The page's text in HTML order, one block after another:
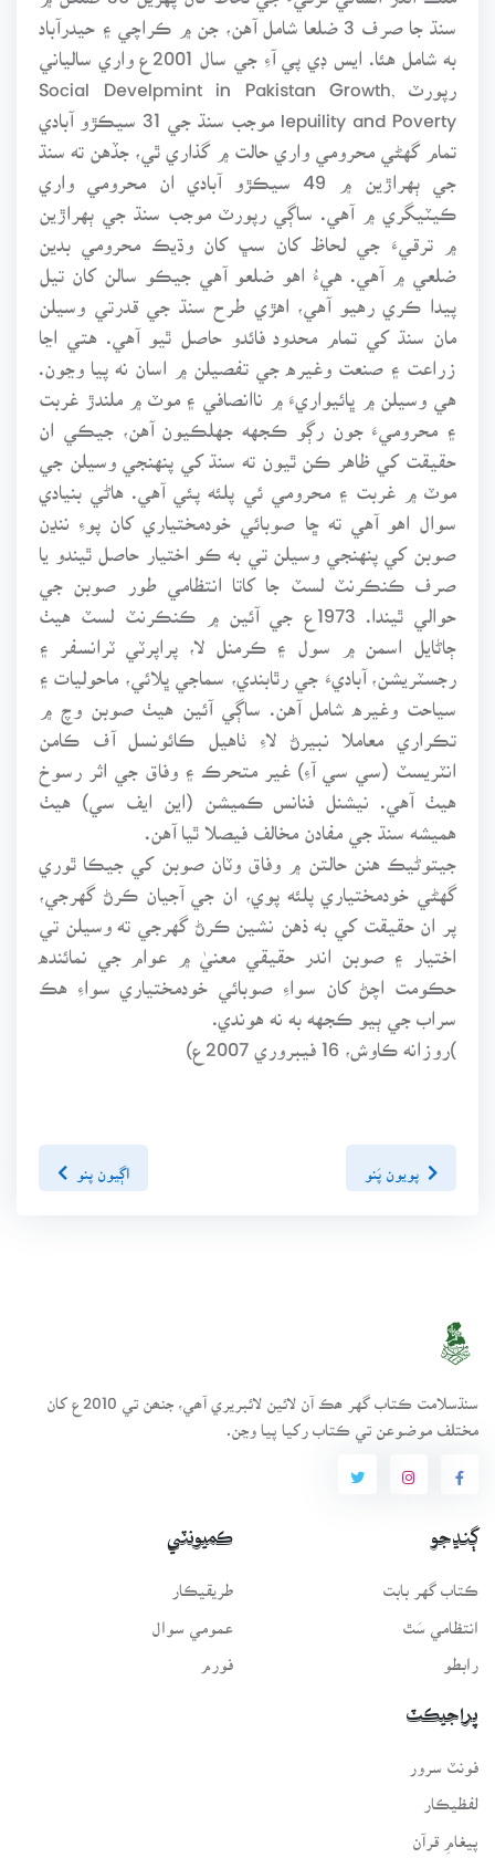
سنڌ جا صرف 3 ضلعا شامل آهن، جن ۾ ڪراچي ۽ حيدرآباد
به شامل هئا. ايس ڊي پي آءِ جي سال 2001ع واري سالياني
رپورٽ Social Develpmint in Pakistan Growth,
Iepuility and Poverty موجب سنڌ جي 31 سيڪڙو آبادي
تمام گهڻي محرومي واري حالت ۾ گذاري ٿي، جڏهن ته سنڌ
جي ٻهراڙين ۾ 49 سيڪڙو آبادي ان محرومي واري
ڪيٽيگري ۾ آهي. ساڳي رپورٽ موجب سنڌ جي ٻهراڙين
۾ ترقيءَ جي لحاظ کان سڀ کان وڌيڪ محرومي بدين
ضلعي ۾ آهي. هيءُ اهو ضلعو آهي جيڪو سالن کان تيل
پيدا ڪري رهيو آهي، اهڙي طرح سنڌ جي قدرتي وسيلن
مان سنڌ کي تمام محدود فائدو حاصل ٿيو آهي. هتي اڃا
زراعت ۽ صنعت وغيره جي تفصيلن ۾ اسان نه پيا وڃون.
هي وسيلن ۾ ڀائيواريءَ ۾ ناانصافي ۽ موٽ ۾ ملندڙ غربت
۽ محروميءَ جون رڳو ڪجهه جهلڪيون آهن، جيڪي ان
حقيقت کي ظاهر ڪن ٿيون ته سنڌ کي پنهنجي وسيلن جي
موٽ ۾ غربت ۽ محرومي ئي پلئه پئي آهي. هاڻي بنيادي
سوال اهو آهي ته ڇا صوبائي خودمختياري کان پوءِ ننڍن
صوبن کي پنهنجي وسيلن تي به ڪو اختيار حاصل ٿيندو يا
صرف ڪنڪرنٽ لسٽ جا کاتا انتظامي طور صوبن جي
حوالي ٿيندا. 1973ع جي آئين ۾ ڪنڪرنٽ لسٽ هيٺ
ڄاڻايل اسمن ۾ سول ۽ ڪرمنل لا، پراپرٽي ٽرانسفر ۽
رجسٽريشن، آباديءَ جي رٿابندي، سماجي ڀلائي، ماحوليات ۽
سياحت وغيره شامل آهن. ساڳي آئين هيٺ صوبن وچ ۾
تڪراري معاملا نبيرڻ لاءِ ٺاهيل ڪائونسل آف ڪامن
انٽريسٽ (سي سي آءِ) غير متحرڪ ۽ وفاق جي اثر رسوخ
هيٺ آهي. نيشنل فنانس ڪميشن (اين ايف سي) هيٺ
هميشه سنڌ جي مفادن مخالف فيصلا ٿيا آهن.
جيتوڻيڪ هنن حالتن ۾ وفاق وٽان صوبن کي جيڪا ٿوري
گهڻي خودمختياري پلئه پوي، ان جي آجيان ڪرڻ گهرجي،
پر ان حقيقت کي به ذهن نشين ڪرڻ گهرجي ته وسيلن تي
اختيار ۽ صوبن اندر حقيقي معنيٰ ۾ عوام جي نمائنده
حڪومت اچڻ کان سواءِ صوبائي خودمختياري سواءِ هڪ
سراب جي ٻيو ڪجهه به نه هوندي.
)روزانه ڪاوش، 16 فيبروري 2007ع)
پويون پَنو اڳيون پنو
سنڌسلامت ڪتاب گهر ھڪ آن لائين لائبريري آھي، جنھن تي 2010ع کان
مختلف موضوعن تي ڪتاب رکيا پيا وڃن.
ڳنڍجو
ڪتاب گهر بابت
انتظامي سَٿ
رابطو
ڪميونٽي
طريقيڪار
عمومي سوال
فورم
پراجيڪٽ
لفظيڪار
پيغامِ قرآن